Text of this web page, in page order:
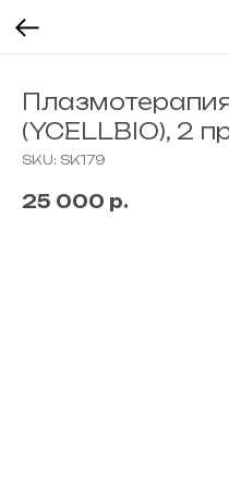
(YCELLBIO), 2
SKU: SK179
25 000 р.